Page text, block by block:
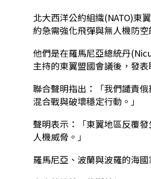
北大西洋公約組織(NATO)東
約急需強化飛彈與無人機防空
他們是在羅馬尼亞總統丹
主持的東翼盟國會議後，發
聯合聲明指出：「我們譴責
混合戰與破壞穩定行動。」
聲明表示：「東翼地區反覆
人機威脅。」
羅馬尼亞、波蘭與波羅的海